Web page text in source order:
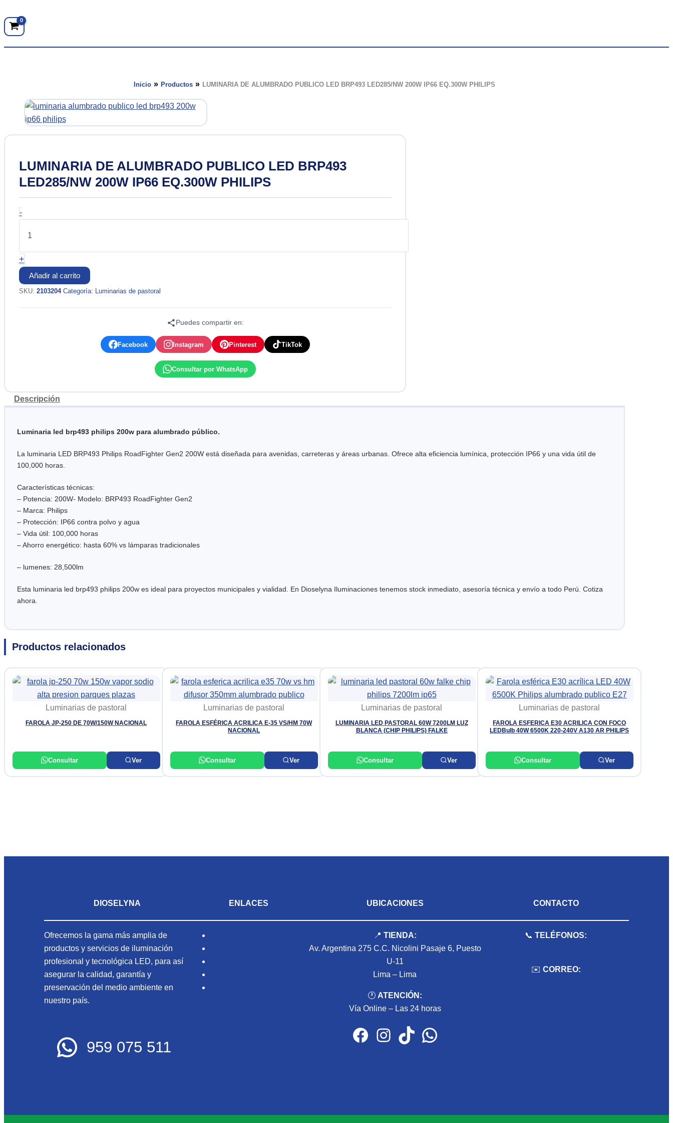
Lamparas led
Baja Tensión
Inicio Productos LUMINARIA DE ALUMBRADO PUBLICO LED BRP493 LED285/NW 200W IP66 EQ.300W PHILIPS
LUMINARIA DE ALUMBRADO PUBLICO LED BRP493
LED285/NW 200W IP66 EQ.300W PHILIPS
-LUMINARIA
DE
ALUMBRADO
PUBLICO
LED
BRP493
200W
IP66
+
Añadir al carrito
SKU: 2103204 Categoría: Luminarias de pastoral
Puedes compartir en:
Facebook Instagram Pinterest TikTok
Consultar por WhatsApp
Descripción
Luminaria led brp493 philips 200w para alumbrado público.
La luminaria LED BRP493 Philips RoadFighter Gen2 200W está diseñada para avenidas, carreteras y áreas urbanas. Ofrece alta eficiencia lumínica, protección IP66 y una vida útil de
100,000 horas.
Características técnicas:
– Potencia: 200W- Modelo: BRP493 RoadFighter Gen2
– Marca: Philips
– Protección: IP66 contra polvo y agua
– Vida útil: 100,000 horas
– Ahorro energético: hasta 60% vs lámparas tradicionales
– lumenes: 28,500lm
Esta luminaria led brp493 philips 200w es ideal para proyectos municipales y vialidad. En Dioselyna Iluminaciones tenemos stock inmediato, asesoría técnica y envío a todo Perú. Cotiza
ahora.
Productos relacionados
Luminarias de pastoral
FAROLA JP-250 DE 70W/150W NACIONAL
Consultar Ver
Luminarias de pastoral
FAROLA ESFÉRICA ACRILICA E-35 VS/HM 70W
NACIONAL
Consultar Ver
Luminarias de pastoral
LUMINARIA LED PASTORAL 60W 7200LM LUZ
BLANCA (CHIP PHILIPS) FALKE
Consultar Ver
Luminarias de pastoral
FAROLA ESFERICA E30 ACRILICA CON FOCO
LEDBulb 40W 6500K 220-240V A130 AR PHILIPS
Consultar Ver
DIOSELYNA
Ofrecemos la gama más amplia de
productos y servicios de iluminación
profesional y tecnológica LED, para así
asegurar la calidad, garantía y
preservación del medio ambiente en
nuestro país.
959 075 511
ENLACES UBICACIONES
📍 TIENDA:
Av. Argentina 275 C.C. Nicolini Pasaje 6, Puesto
U-11
Lima – Lima
🕐 ATENCIÓN:
Vía Online – Las 24 horas
Facebook Instagram TikTok WhatsApp
CONTACTO
📞TELÉFONOS:
✉️ CORREO: